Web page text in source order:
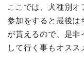
ここでは、犬種別オ
参加をすると最後は
が貰えるので、是非
して行く事もオスス